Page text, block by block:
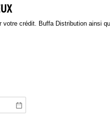
crédit. Buffa Distribution ainsi